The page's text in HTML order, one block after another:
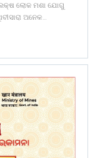
ଲୋକ ମଶା ଯୋଗୁ
ଅନେକ…